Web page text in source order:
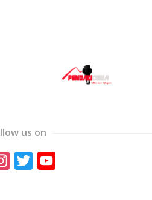
us on
Instagram
Twitter